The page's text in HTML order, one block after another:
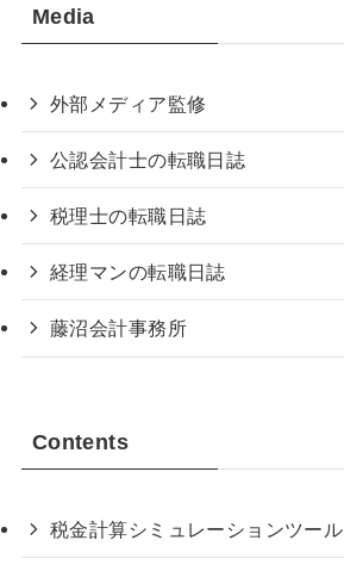
Media
外部メディア監修
公認会計士の転職日誌
税理士の転職日誌
経理マンの転職日誌
藤沼会計事務所
Contents
税金計算シミュレーションツール